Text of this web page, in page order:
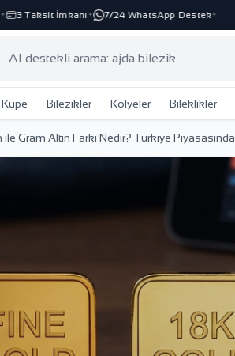
İmkanı ✦ 7/24 WhatsApp Destek ✦
Küpe Bilezikler Kolyeler Bileklikler
ile Gram Altın Farkı Nedir? Türkiye